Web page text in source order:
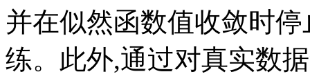
并在似然函数值收敛时
练。此外,通过对真实数